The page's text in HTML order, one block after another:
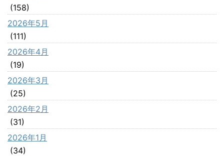
(158)
2026年5月
(111)
2026年4月
(19)
2026年3月
(25)
2026年2月
(31)
2026年1月
(34)